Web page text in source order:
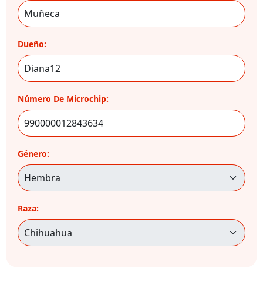
Dueño:
Número De Microchip:
Género:
Raza: